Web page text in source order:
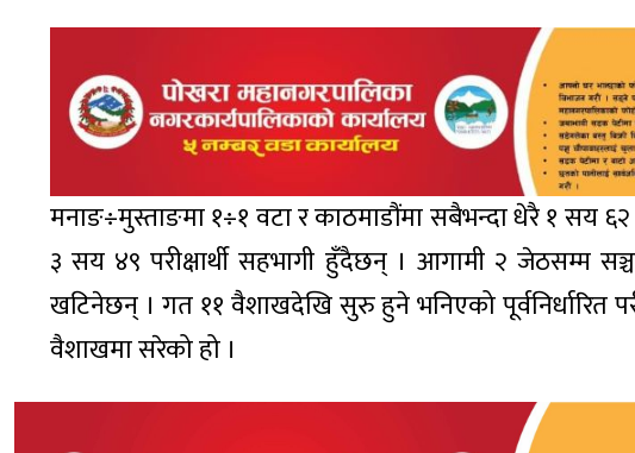
मनाङ÷मुस्ताङमा १÷१ वटा र काठमाडौंमा सबैभन्दा धेरै १ सय
३ सय ४९ परीक्षार्थी सहभागी हुँदैछन् । आगामी २ जेठसम्म
खटिनेछन् । गत ११ वैशाखदेखि सुरु हुने भनिएको पूर्वनिर्धारित
वैशाखमा सरेको हो ।